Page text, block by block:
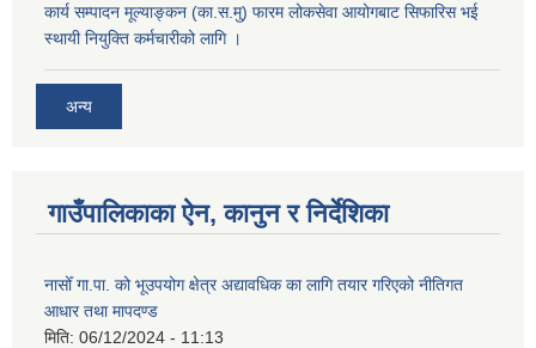
कार्य सम्पादन मूल्याङ्कन (का.स.मु) फारम लोकसेवा आयोगबाट सिफारिस भई
स्थायी नियुक्ति कर्मचारीको लागि ।
अन्य
गाउँपालिकाका ऐन, कानुन र निर्देशिका
नासोँ गा.पा. को भूउपयोग क्षेत्र अद्यावधिक का लागि तयार गरिएको नीतिगत
आधार तथा मापदण्ड
मिति: 06/12/2024 - 11:13